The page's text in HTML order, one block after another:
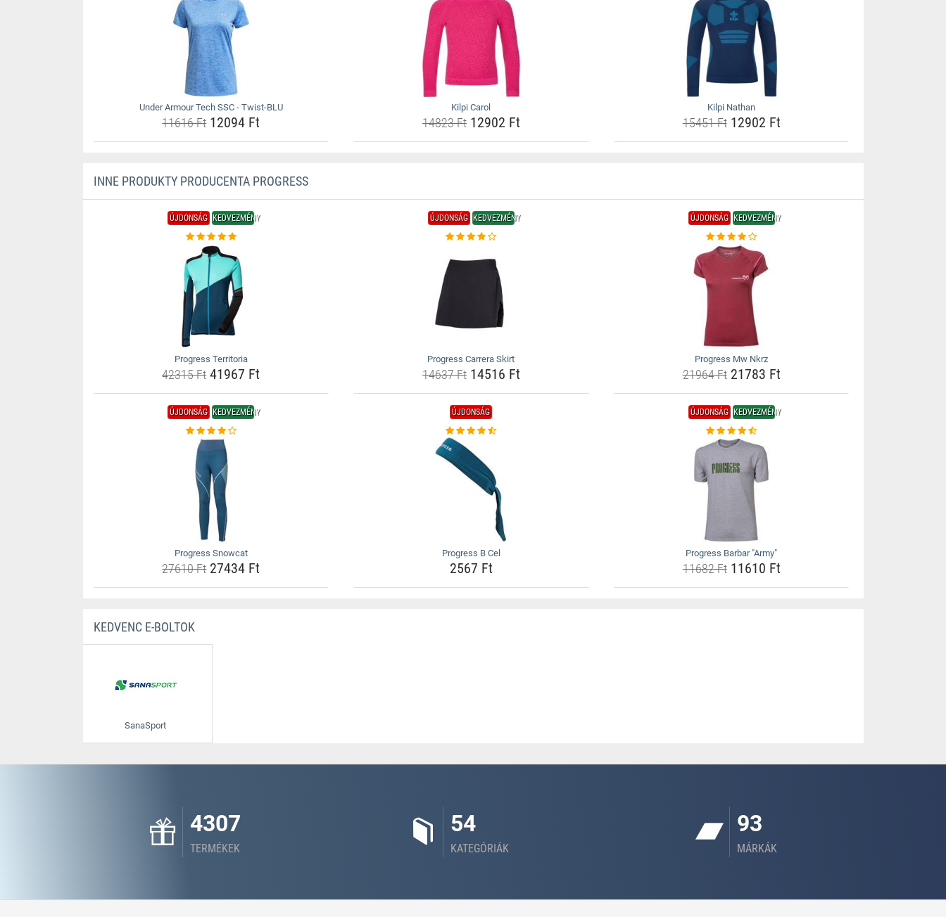
Under Armour Tech SSC - Twist-BLU
11616 Ft12094 Ft
Kilpi Carol
14823 Ft12902 Ft
Kilpi Nathan
15451 Ft12902 Ft
INNE PRODUKTY PRODUCENTA PROGRESS
ÚJDONSÁG KEDVEZMÉNY
Progress Territoria
42315 Ft41967 Ft
ÚJDONSÁG KEDVEZMÉNY
Progress Carrera Skirt
14637 Ft14516 Ft
ÚJDONSÁG KEDVEZMÉNY
Progress Mw Nkrz
21964 Ft21783 Ft
ÚJDONSÁG KEDVEZMÉNY
Progress Snowcat
27610 Ft27434 Ft
ÚJDONSÁG
Progress B Cel
2567 Ft
ÚJDONSÁG KEDVEZMÉNY
Progress Barbar "Army"
11682 Ft11610 Ft
KEDVENC E-BOLTOK
SanaSport
4307
TERMÉKEK
54
KATEGÓRIÁK
93
MÁRKÁK